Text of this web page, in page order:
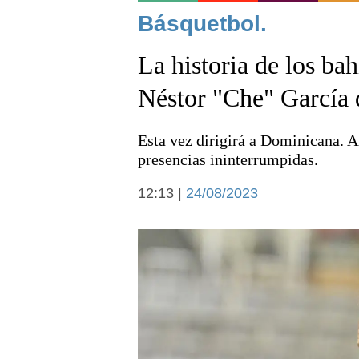
Noticias
Deportes
Básquetbol.
La historia de los
Néstor "Che" García
Esta vez dirigirá a Dominicana.
presencias ininterrumpidas.
12:13 | 24/08/2023